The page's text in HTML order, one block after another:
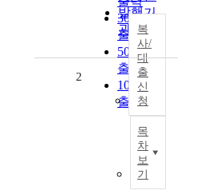
발행기
관순
30개씩
출력
50개씩
출력
100개씩
출력
복
사/
대
출
신
청
목
차
보
기
2